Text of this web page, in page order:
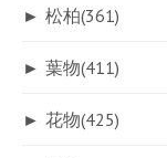
► 松柏(361)
► 葉物(411)
► 花物(425)